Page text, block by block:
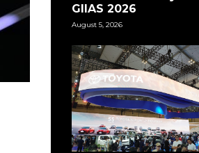
GIIAS 2026
August 5, 2026